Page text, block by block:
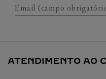
Email (campo
ATENDIMENTO AO